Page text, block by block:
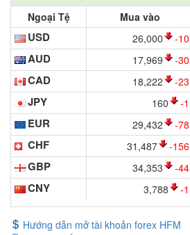
Ngoại Tệ Mua vào
USD 26,000 -10
AUD 17,969 -30
CAD 18,222 -23
JPY 160 -1
EUR 29,432 -78
CHF 31,487 -156
GBP 34,353 -44
CNY 3,788 -1
Hướng dẫn mở tài khoản forex HFM